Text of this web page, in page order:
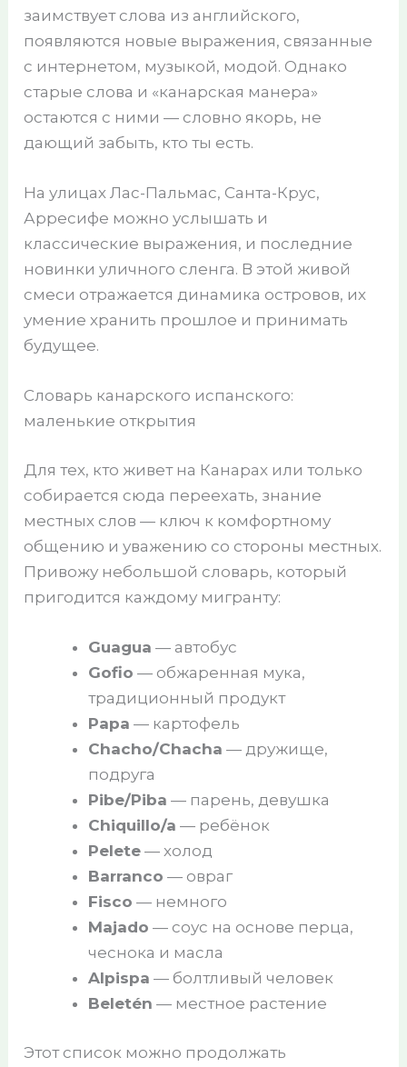
заимствует слова из английского,
появляются новые выражения, связанные
с интернетом, музыкой, модой. Однако
старые слова и «канарская манера»
остаются с ними — словно якорь, не
дающий забыть, кто ты есть.
На улицах Лас-Пальмас, Санта-Крус,
Арресифе можно услышать и
классические выражения, и последние
новинки уличного сленга. В этой живой
смеси отражается динамика островов, их
умение хранить прошлое и принимать
будущее.
Словарь канарского испанского:
маленькие открытия
Для тех, кто живет на Канарах или только
собирается сюда переехать, знание
местных слов — ключ к комфортному
общению и уважению со стороны местных.
Привожу небольшой словарь, который
пригодится каждому мигранту:
Guagua — автобус
Gofio — обжаренная мука,
традиционный продукт
Papa — картофель
Chacho/Chacha — дружище,
подруга
Pibe/Piba — парень, девушка
Chiquillo/a — ребёнок
Pelete — холод
Barranco — овраг
Fisco — немного
Majado — соус на основе перца,
чеснока и масла
Alpispa — болтливый человек
Beletén — местное растение
Этот список можно продолжать